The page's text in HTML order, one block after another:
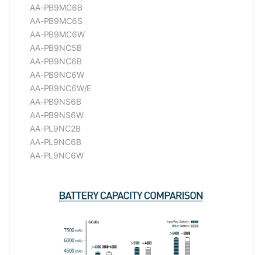
AA-PB9MC6B
AA-PB9MC6S
AA-PB9MC6W
AA-PB9NC5B
AA-PB9NC6B
AA-PB9NC6W
AA-PB9NC6W/E
AA-PB9NS6B
AA-PB9NS6W
AA-PL9NC2B
AA-PL9NC6B
AA-PL9NC6W